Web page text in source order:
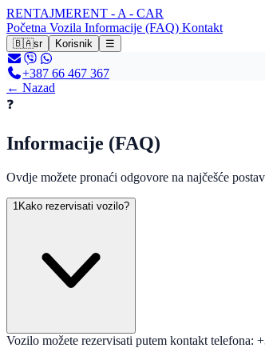
RENTAJMERENT - A - CAR
Početna Vozila Informacije (FAQ) Kontakt
🇧🇦sr Korisnik ☰
+387 66 467 367
← Nazad
❓
Informacije (FAQ)
Ovdje možete pronaći odgovore na najčešće
1 Kako rezervisati vozilo?
Vozilo možete rezervisati putem kontakt telefona: